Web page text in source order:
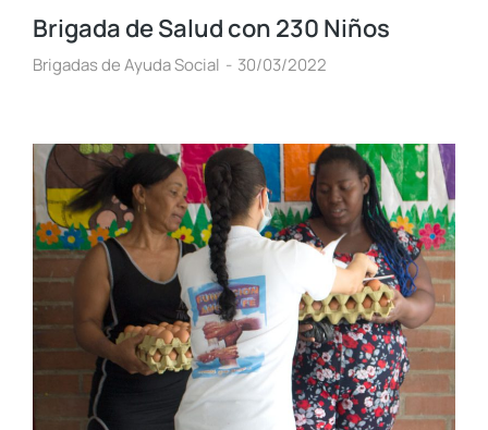
Brigada de Salud con 230 Niños
Brigadas de Ayuda Social 30/03/2022